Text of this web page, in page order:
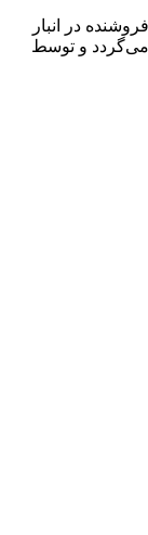
در انبار
می‌گردد و توسط